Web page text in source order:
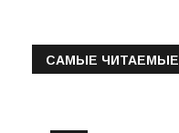
САМЫЕ ЧИТАЕМЫЕ